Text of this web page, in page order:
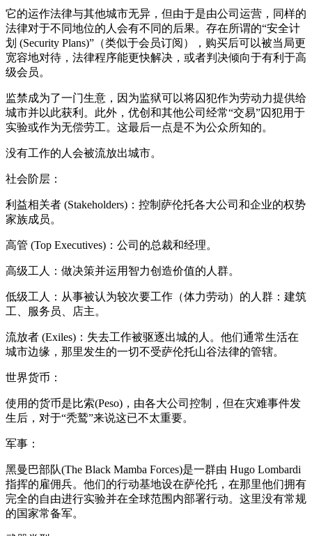
它的运作法律与其他城市无异，但由于是由公司运营，同样的
法律对于不同地位的人会有不同的后果。存在所谓的“安全计
划 (Security Plans)”（类似于会员订阅），购买后可以被当局更
宽容地对待，法律程序能更快解决，或者判决倾向于有利于高
级会员。
监禁成为了一门生意，因为监狱可以将囚犯作为劳动力提供给
城市并以此获利。此外，优创和其他公司经常“交易”囚犯用于
实验或作为无偿劳工。这最后一点是不为公众所知的。
没有工作的人会被流放出城市。
社会阶层：
利益相关者 (Stakeholders)：控制萨伦托各大公司和企业的权势
家族成员。
高管 (Top Executives)：公司的总裁和经理。
高级工人：做决策并运用智力创造价值的人群。
低级工人：从事被认为较次要工作（体力劳动）的人群：建筑
工、服务员、店主。
流放者 (Exiles)：失去工作被驱逐出城的人。他们通常生活在
城市边缘，那里发生的一切不受萨伦托山谷法律的管辖。
世界货币：
使用的货币是比索(Peso)，由各大公司控制，但在灾难事件发
生后，对于“秃鹫”来说这已不太重要。
军事：
黑曼巴部队(The Black Mamba Forces)是一群由 Hugo Lombardi
指挥的雇佣兵。他们的行动基地设在萨伦托，在那里他们拥有
完全的自由进行实验并在全球范围内部署行动。这里没有常规
的国家常备军。